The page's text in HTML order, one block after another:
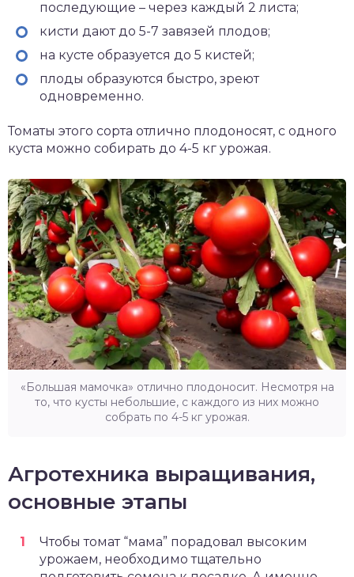
последующие – через каждый 2 листа;
кисти дают до 5-7 завязей плодов;
на кусте образуется до 5 кистей;
плоды образуются быстро, зреют
одновременно.
Томаты этого сорта отлично плодоносят, с одного
куста можно собирать до 4-5 кг урожая.
«Большая мамочка» отлично плодоносит. Несмотря на
то, что кусты небольшие, с каждого из них можно
собрать по 4-5 кг урожая.
Агротехника выращивания,
основные этапы
Чтобы томат “мама” порадовал высоким
урожаем, необходимо тщательно